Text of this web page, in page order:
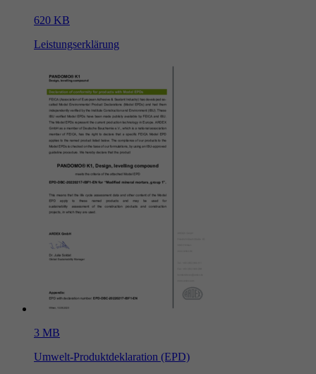
620 KB
Leistungserklärung
3 MB
Umwelt-Produktdeklaration (EPD)